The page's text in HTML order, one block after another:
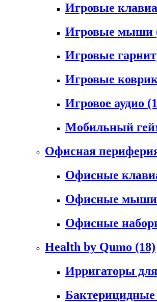
Игровые
Игровые мыши
Игровые
Игровые
Игровое аудио
Мобильный
Офисная
Офисные
Офисные мыши
Офисные
Health by Qumo (18)
Ирригаторы